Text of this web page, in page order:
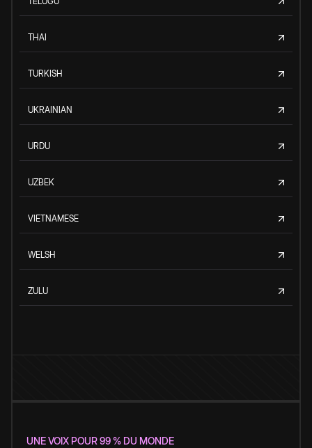
THAI
TURKISH
UKRAINIAN
URDU
UZBEK
VIETNAMESE
WELSH
ZULU
UNE VOIX POUR 99 % DU MONDE